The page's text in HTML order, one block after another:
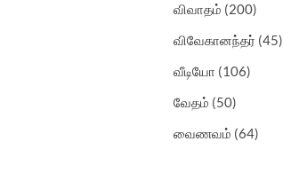
விவாதம் (200)
விவேகானந்தர் (45)
வீடியோ (106)
வேதம் (50)
வைணவம் (64)